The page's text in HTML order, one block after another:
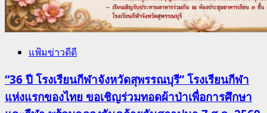
แฟ้มข่าวดีดี
“36 ปี โรงเรียนกีฬาจังหวัดสุพรรณบุรี” โรงเรียนกีฬา
แห่งแรกของไทย ขอเชิญร่วมทอดผ้าป่าเพื่อการศึกษา